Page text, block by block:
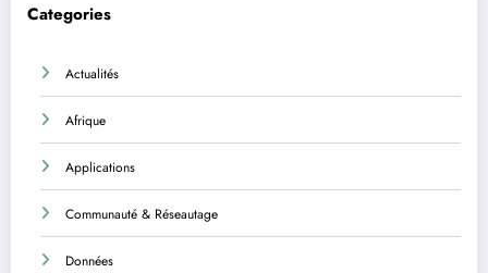
Categories
Actualités
Afrique
Applications
Communauté & Réseautage
Données